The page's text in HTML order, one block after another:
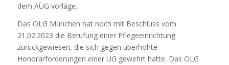
dem AÜG vorläge.
Das OLG München hat noch mit Beschluss vom
21.02.2023 die Berufung einer Pflegeeinrichtung
zurückgewiesen, die sich gegen überhöhte
Honorarforderungen einer UG gewehrt hatte. Das OLG